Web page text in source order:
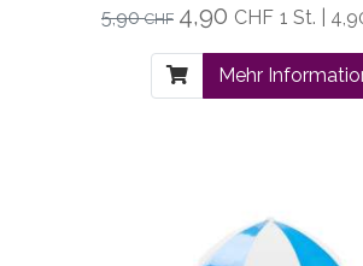
5,90CHF 4,90 CHF 1 St. |
Mehr